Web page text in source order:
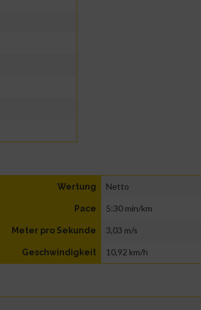
Wertung Netto
Pace 5:30 min/km
Meter pro Sekunde 3,03 m/s
Geschwindigkeit 10,92 km/h